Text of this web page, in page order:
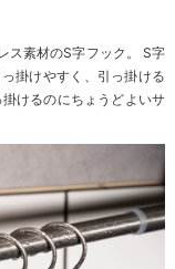
ス素材のS字フック。 S字
掛けやすく、引っ掛ける
けるのにちょうどよいサ